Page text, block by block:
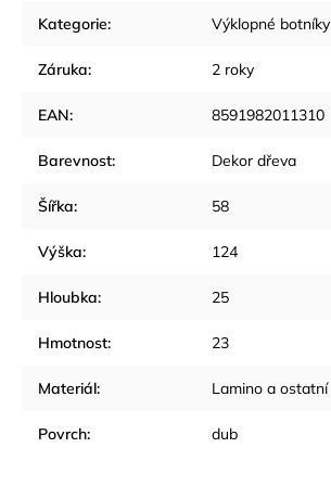
Kategorie: Výklopné botníky
Záruka: 2 roky
EAN: 8591982011310
Barevnost: Dekor dřeva
Šířka: 58
Výška: 124
Hloubka: 25
Hmotnost: 23
Materiál: Lamino a ostatní
Povrch: dub